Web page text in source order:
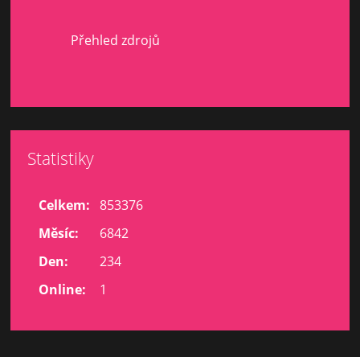
Přehled zdrojů
Statistiky
Online: 1
Celkem: 853376
Měsíc:
6842
Den:
234